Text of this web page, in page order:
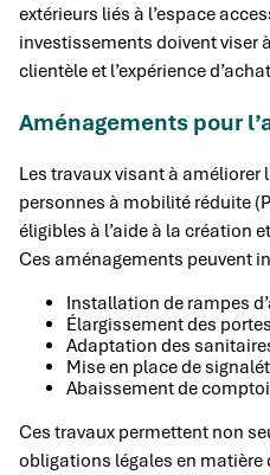
extérieurs liés à l’espace
investissements doivent viser
clientèle et l’expérience
Aménagements pour
Les travaux visant à améliorer
personnes à mobilité réduite
éligibles à l’aide à la création
Ces aménagements peuvent
Installation de rampes
Élargissement des
Adaptation des
Mise en place de
Abaissement de
Ces travaux permettent non
obligations légales en